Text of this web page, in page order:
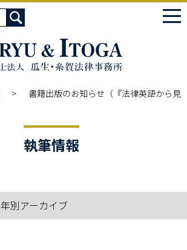
書籍出版のお知らせ（『法律英語から見
執筆情報
年別アーカイブ